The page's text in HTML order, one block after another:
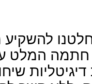
טכנולוגית. ב-